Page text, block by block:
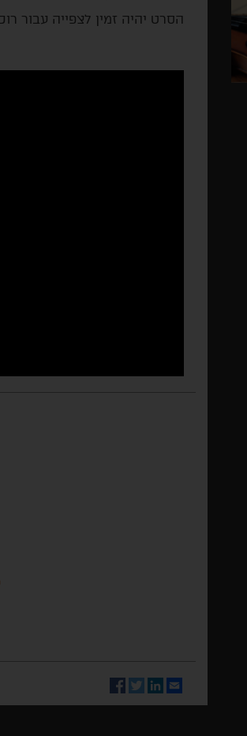
הסרט יהיה זמין לצפייה עבור
Email
LinkedIn
Twitter
Facebook